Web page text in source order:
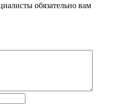
обязательно вам